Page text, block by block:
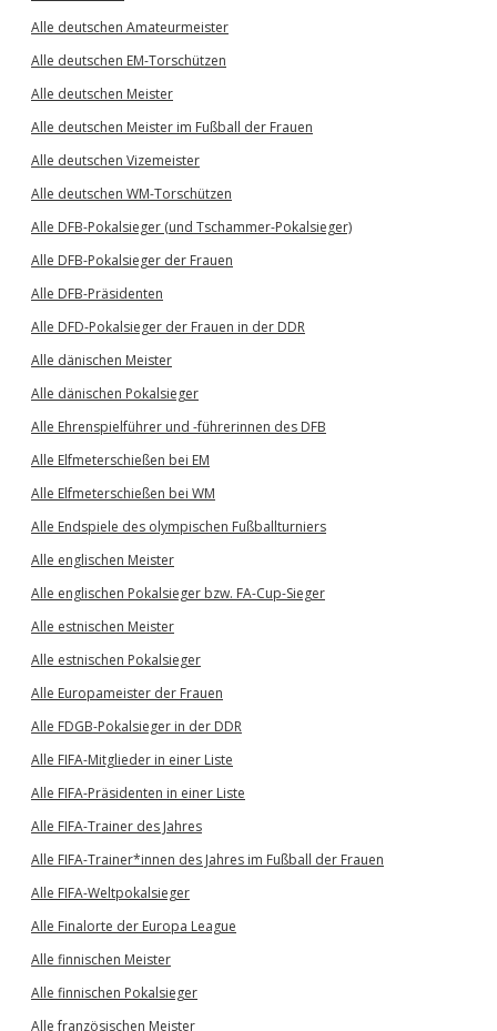
Alle deutschen Amateurmeister
Alle deutschen EM-Torschützen
Alle deutschen Meister
Alle deutschen Meister im Fußball der Frauen
Alle deutschen Vizemeister
Alle deutschen WM-Torschützen
Alle DFB-Pokalsieger (und Tschammer-Pokalsieger)
Alle DFB-Pokalsieger der Frauen
Alle DFB-Präsidenten
Alle DFD-Pokalsieger der Frauen in der DDR
Alle dänischen Meister
Alle dänischen Pokalsieger
Alle Ehrenspielführer und -führerinnen des DFB
Alle Elfmeterschießen bei EM
Alle Elfmeterschießen bei WM
Alle Endspiele des olympischen Fußballturniers
Alle englischen Meister
Alle englischen Pokalsieger bzw. FA-Cup-Sieger
Alle estnischen Meister
Alle estnischen Pokalsieger
Alle Europameister der Frauen
Alle FDGB-Pokalsieger in der DDR
Alle FIFA-Mitglieder in einer Liste
Alle FIFA-Präsidenten in einer Liste
Alle FIFA-Trainer des Jahres
Alle FIFA-Trainer*innen des Jahres im Fußball der Frauen
Alle FIFA-Weltpokalsieger
Alle Finalorte der Europa League
Alle finnischen Meister
Alle finnischen Pokalsieger
Alle französischen Meister